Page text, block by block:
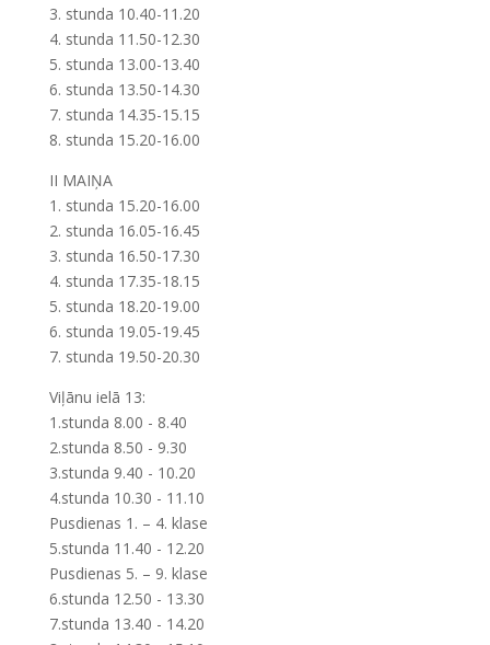
3. stunda 10.40-11.20
4. stunda 11.50-12.30
5. stunda 13.00-13.40
6. stunda 13.50-14.30
7. stunda 14.35-15.15
8. stunda 15.20-16.00
II MAIŅA
1. stunda 15.20-16.00
2. stunda 16.05-16.45
3. stunda 16.50-17.30
4. stunda 17.35-18.15
5. stunda 18.20-19.00
6. stunda 19.05-19.45
7. stunda 19.50-20.30
Viļānu ielā 13:
1.stunda 8.00 - 8.40
2.stunda 8.50 - 9.30
3.stunda 9.40 - 10.20
4.stunda 10.30 - 11.10
Pusdienas 1. – 4. klase
5.stunda 11.40 - 12.20
Pusdienas 5. – 9. klase
6.stunda 12.50 - 13.30
7.stunda 13.40 - 14.20